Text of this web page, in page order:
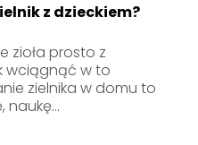
z dzieckiem?
zioła prosto z
wciągnąć w to
zielnika w domu to